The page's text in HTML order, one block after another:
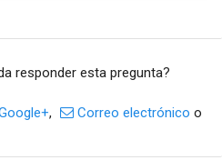
responder esta pregunta?
, Correo electrónico o